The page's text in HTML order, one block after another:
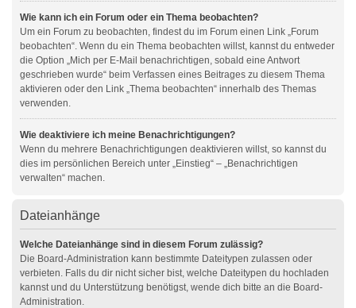
Wie kann ich ein Forum oder ein Thema beobachten?
Um ein Forum zu beobachten, findest du im Forum einen Link „Forum
beobachten“. Wenn du ein Thema beobachten willst, kannst du entweder
die Option „Mich per E-Mail benachrichtigen, sobald eine Antwort
geschrieben wurde“ beim Verfassen eines Beitrages zu diesem Thema
aktivieren oder den Link „Thema beobachten“ innerhalb des Themas
verwenden.
Wie deaktiviere ich meine Benachrichtigungen?
Wenn du mehrere Benachrichtigungen deaktivieren willst, so kannst du
dies im persönlichen Bereich unter „Einstieg“ – „Benachrichtigen
verwalten“ machen.
Dateianhänge
Welche Dateianhänge sind in diesem Forum zulässig?
Die Board-Administration kann bestimmte Dateitypen zulassen oder
verbieten. Falls du dir nicht sicher bist, welche Dateitypen du hochladen
kannst und du Unterstützung benötigst, wende dich bitte an die Board-
Administration.